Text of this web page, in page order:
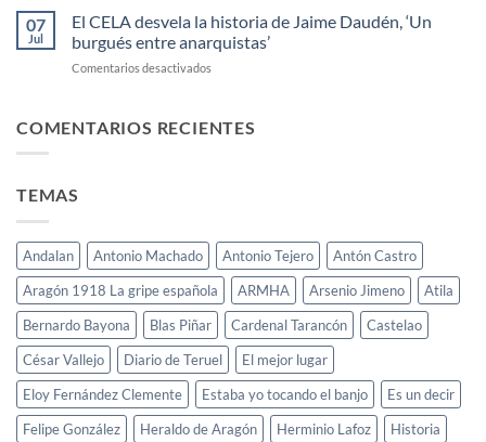
a
Herminio
Lafoz
Rando
dice
en
Alcorisa
viva
mejorar
el
futuro
07
Jul
El CELA desvela la historia de Jaime Daudén, ‘Un
burgués entre anarquistas’
Comentarios desactivados
desvela
burgués
entre
anarquistas’
COMENTARIOS RECIENTES
TEMAS
Andalan Antonio Machado Antonio Tejero
Antón Castro
Aragón 1918 La gripe española
ARMHA Arsenio Jimeno
Atila
Bernardo Bayona
Blas Piñar Cardenal Tarancón
Castelao
César Vallejo
Diario de Teruel
El mejor lugar
Eloy Fernández Clemente
Estaba yo tocando el banjo
Es un decir
Felipe González
Heraldo de Aragón Herminio Lafoz
Historia